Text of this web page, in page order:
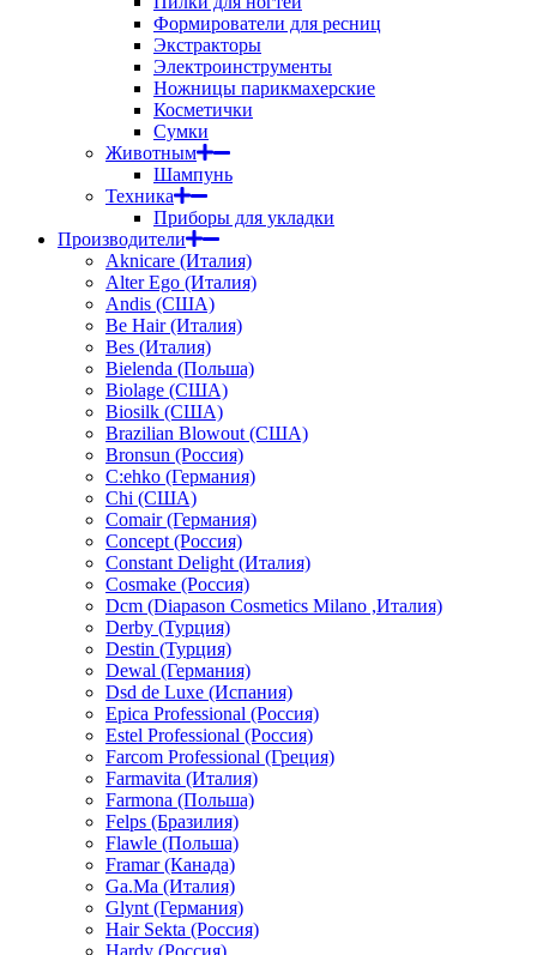
Формирователи для ресниц
Экстракторы
Электроинструменты
Ножницы парикмахерские
Косметички
Сумки
Животным
Шампунь
Техника
Приборы для укладки
Производители
Aknicare (Италия)
Alter Ego (Италия)
Andis (США)
Be Hair (Италия)
Bes (Италия)
Bielenda (Польша)
Biolage (США)
Biosilk (США)
Brazilian Blowout (США)
Bronsun (Россия)
C:ehko (Германия)
Chi (США)
Comair (Германия)
Concept (Россия)
Constant Delight (Италия)
Cosmake (Россия)
Dcm (Diapason Cosmetics Milano ,Италия)
Derby (Турция)
Destin (Турция)
Dewal (Германия)
Dsd de Luxe (Испания)
Epica Professional (Россия)
Estel Professional (Россия)
Farcom Professional (Греция)
Farmavita (Италия)
Farmona (Польша)
Felps (Бразилия)
Flawle (Польша)
Framar (Канада)
Ga.Ma (Италия)
Glynt (Германия)
Hair Sekta (Россия)
Hardy (Россия)